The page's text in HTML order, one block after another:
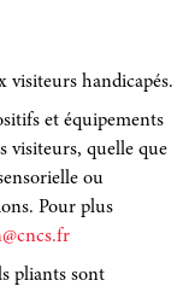
visiteurs handicapés.
et équipements
visiteurs, quelle que
ou
Pour plus
pliants sont